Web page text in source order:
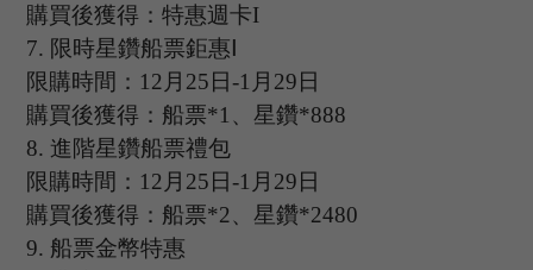
購買後獲得：特惠週卡I
7. 限時星鑽船票鉅惠Ⅰ
限購時間： 12 月 25日-1 月 29日
購買後獲得：船票*1、星鑽*888
8. 進階星鑽船票禮包
限購時間： 12 月 25日-1 月 29日
購買後獲得：船票*2、星鑽*2480
9. 船票金幣特惠